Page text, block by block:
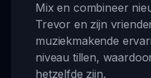
Mix en combineer
Trevor en zijn
muziekmakende
niveau tillen,
hetzelfde zijn.